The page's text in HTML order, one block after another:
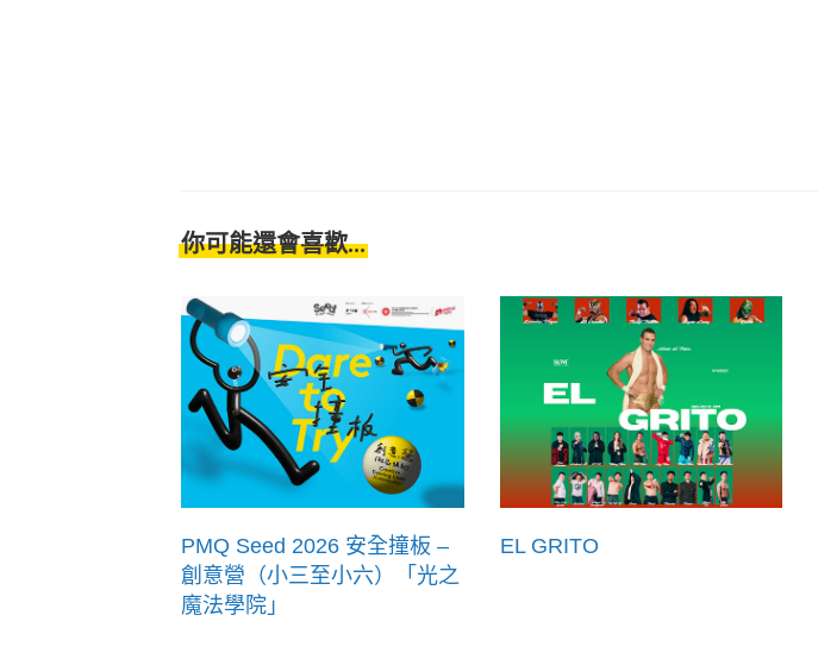
你可能還會喜歡...
PMQ Seed 2026 安全撞板 –
創意營（小三至小六）「光之
魔法學院」
EL GRITO